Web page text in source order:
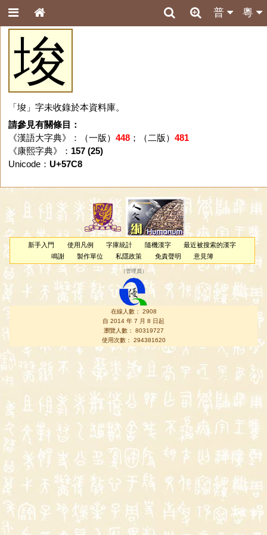
粵
普
埈
「埈」字未收錄於本資料庫。
請參見有關條目：
《漢語大字典》：（一版） 448；（二版） 481
《康熙字典》： 157 (25)
Unicode： U+57C8
新手入門 使用凡例 字庫統計 隨機漢字
最近被搜索的漢字
鳴謝
製作單位 私隱政策 免責聲明 意見簿
（管理員 ）
在線人數： 2908
自 2014 年 7 月 8 日起
瀏覽人數： 80319727
使用次數： 294381620